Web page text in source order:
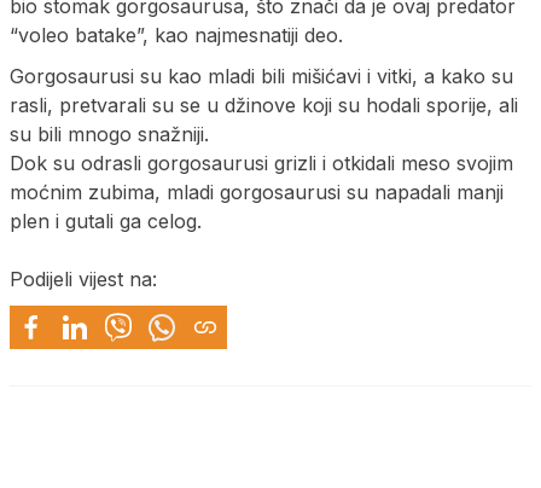
bio stomak gorgosaurusa, što znači da je ovaj predator
“voleo batake”, kao najmesnatiji deo.
Gorgosaurusi su kao mladi bili mišićavi i vitki, a kako su
rasli, pretvarali su se u džinove koji su hodali sporije, ali
su bili mnogo snažniji.
Dok su odrasli gorgosaurusi grizli i otkidali meso svojim
moćnim zubima, mladi gorgosaurusi su napadali manji
plen i gutali ga celog.
Podijeli vijest na: